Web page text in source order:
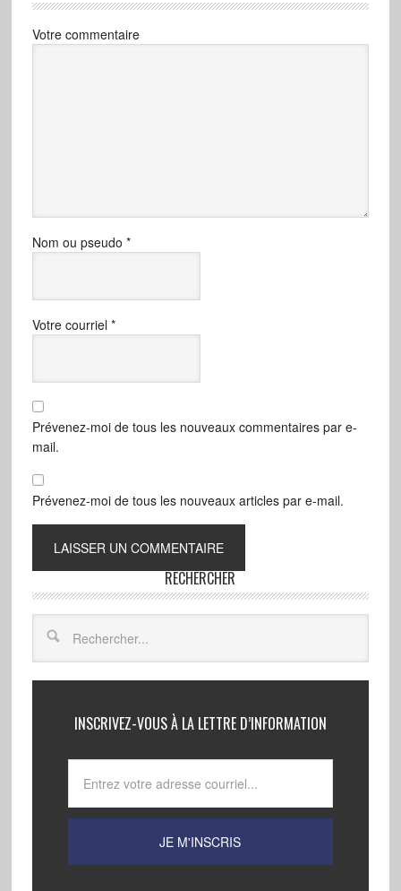
Votre commentaire
Nom ou pseudo *
Votre courriel *
Prévenez-moi de tous les nouveaux commentaires par e-
mail.
Prévenez-moi de tous les nouveaux articles par e-mail.
RECHERCHER
INSCRIVEZ-VOUS À LA LETTRE D’INFORMATION